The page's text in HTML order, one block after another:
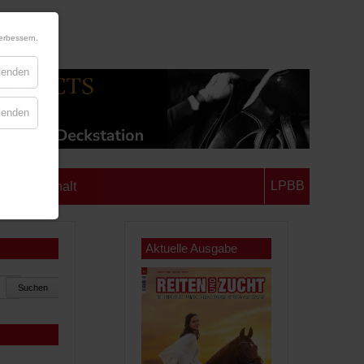
Anhalt LPBB
Suchen
Aktuelle Ausgabe